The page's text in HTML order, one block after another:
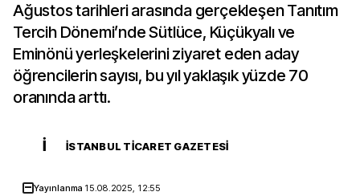
Ağustos tarihleri arasında gerçekleşen Tanıtım
Tercih Dönemi’nde Sütlüce, Küçükyalı ve
Eminönü yerleşkelerini ziyaret eden aday
öğrencilerin sayısı, bu yıl yaklaşık yüzde 70
oranında arttı.
İ İSTANBUL TICARET GAZETESI
Yayınlanma 15.08.2025, 12:55